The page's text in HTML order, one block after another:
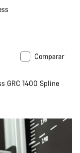
Comparar
GRC 1400 Spline